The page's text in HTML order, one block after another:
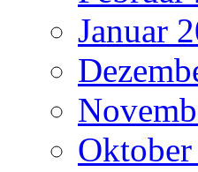
Januar